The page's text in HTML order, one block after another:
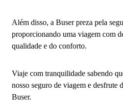
Além disso, a Buser preza pela
proporcionando uma viagem com
qualidade e do conforto.
Viaje com tranquilidade sabendo
nosso seguro de viagem e desfrute
Buser.